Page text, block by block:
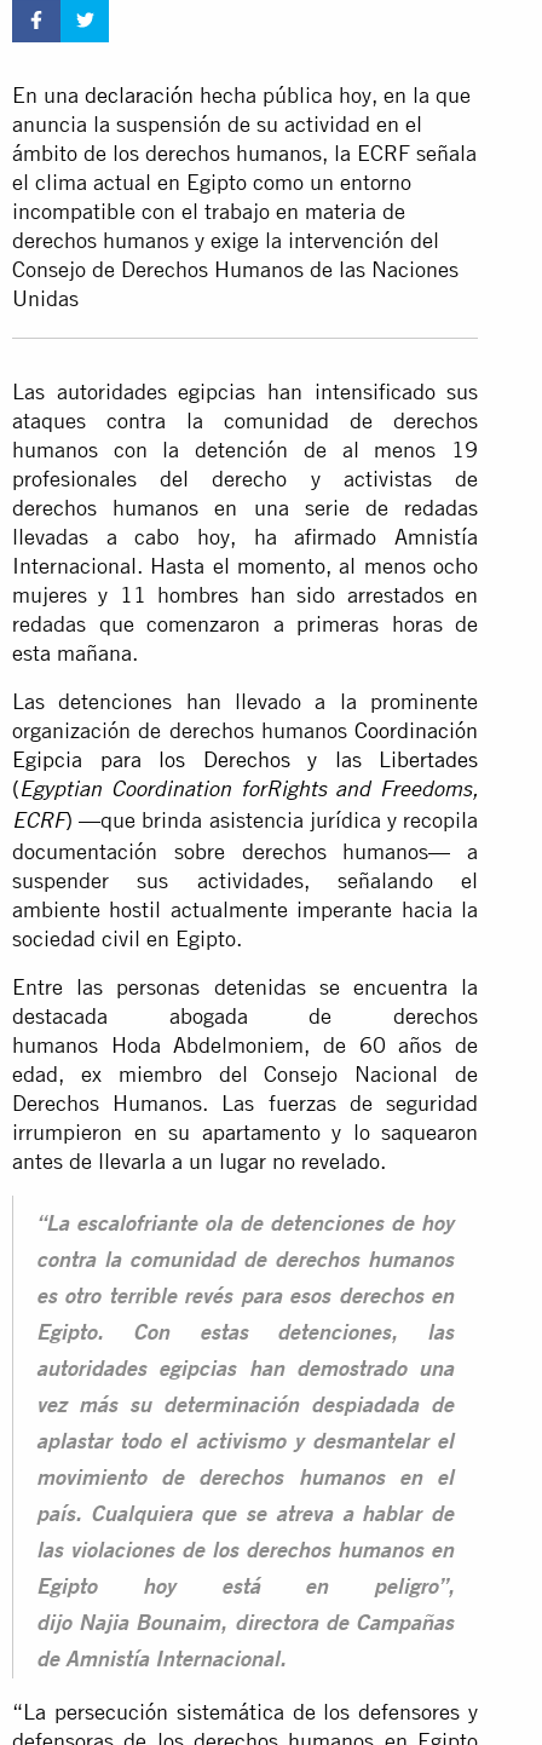
En una declaración hecha pública hoy, en la que
anuncia la suspensión de su actividad en el
ámbito de los derechos humanos, la ECRF señala
el clima actual en Egipto como un entorno
incompatible con el trabajo en materia de
derechos humanos y exige la intervención del
Consejo de Derechos Humanos de las Naciones
Unidas
Las autoridades egipcias han intensificado sus
ataques contra la comunidad de derechos
humanos con la detención de al menos 19
profesionales del derecho y activistas de
derechos humanos en una serie de redadas
llevadas a cabo hoy, ha afirmado Amnistía
Internacional. Hasta el momento, al menos ocho
mujeres y 11 hombres han sido arrestados en
redadas que comenzaron a primeras horas de
esta mañana.
Las detenciones han llevado a la prominente
organización de derechos humanosCoordinación
Egipcia para los Derechos y las Libertades
(Egyptian Coordination forRights and Freedoms,
ECRF) —que brinda asistencia jurídica y recopila
documentación sobre derechos humanos— a
suspender sus actividades, señalando el
ambiente hostil actualmente imperante hacia la
sociedad civil en Egipto.
Entre las personas detenidas se encuentra la
destacada abogada de derechos
humanos Hoda Abdelmoniem, de 60 años de
edad, ex miembro del Consejo Nacional de
Derechos Humanos. Las fuerzas de seguridad
irrumpieron en su apartamento y lo saquearon
antes de llevarla a un lugar no revelado.
“La escalofriante ola de detenciones de hoy
contra la comunidad de derechos humanos
es otro terrible revés para esos derechos en
Egipto. Con estas detenciones, las
autoridades egipcias han demostrado una
vez más su determinación despiadada de
aplastar todo el activismo y desmantelar el
movimiento de derechos humanos en el
país. Cualquiera que se atreva a hablar de
las violaciones de los derechos humanos en
Egipto hoy está en peligro”,
dijo Najia Bounaim, directora de Campañas
de Amnistía Internacional.
“La persecución sistemática de los defensores y